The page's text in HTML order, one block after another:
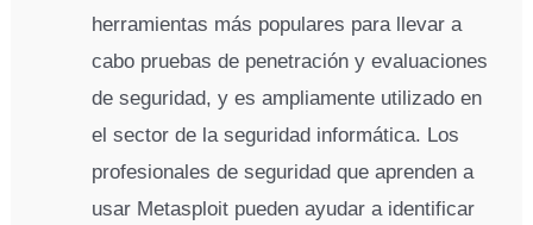
herramientas más populares para llevar a
cabo pruebas de penetración y evaluaciones
de seguridad, y es ampliamente utilizado en
el sector de la seguridad informática. Los
profesionales de seguridad que aprenden a
usar Metasploit pueden ayudar a identificar